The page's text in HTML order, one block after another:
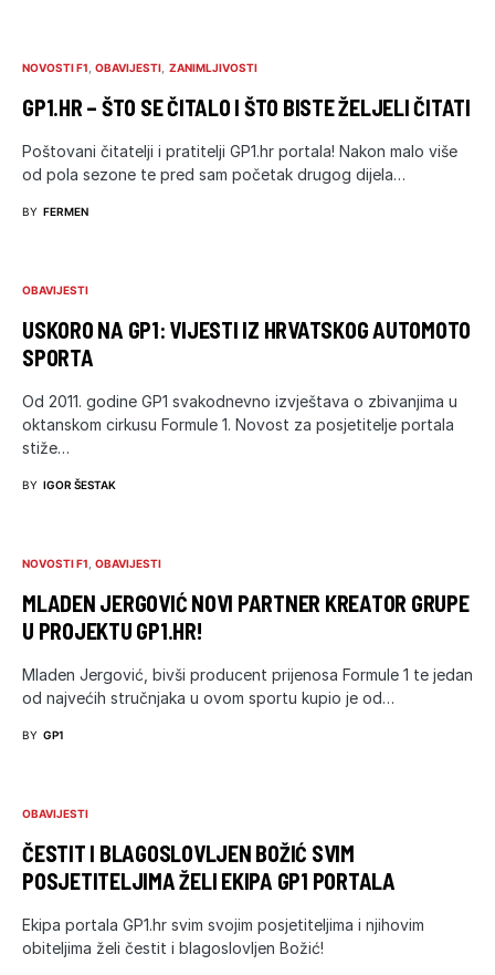
NOVOSTI F1 OBAVIJESTI ZANIMLJIVOSTI
GP1.HR – ŠTO SE ČITALO I ŠTO BISTE ŽELJELI ČITATI
Poštovani čitatelji i pratitelji GP1.hr portala! Nakon malo više
od pola sezone te pred sam početak drugog dijela…
BY FERMEN
OBAVIJESTI
USKORO NA GP1: VIJESTI IZ HRVATSKOG AUTOMOTO
SPORTA
Od 2011. godine GP1 svakodnevno izvještava o zbivanjima u
oktanskom cirkusu Formule 1. Novost za posjetitelje portala
stiže…
BY IGOR ŠESTAK
NOVOSTI F1 OBAVIJESTI
MLADEN JERGOVIĆ NOVI PARTNER KREATOR GRUPE
U PROJEKTU GP1.HR!
Mladen Jergović, bivši producent prijenosa Formule 1 te jedan
od najvećih stručnjaka u ovom sportu kupio je od…
BY GP1
OBAVIJESTI
ČESTIT I BLAGOSLOVLJEN BOŽIĆ SVIM
POSJETITELJIMA ŽELI EKIPA GP1 PORTALA
Ekipa portala GP1.hr svim svojim posjetiteljima i njihovim
obiteljima želi čestit i blagoslovljen Božić!